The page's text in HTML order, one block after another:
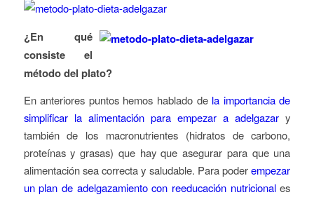
¿En
qué
consiste el
método del plato?
En anteriores puntos hemos hablado dela importancia de
simplificar la alimentación para empezar a adelgazar y
también de los macronutrientes (hidratos de carbono,
proteínas y grasas) que hay que asegurar para que una
alimentación sea correcta y saludable. Para poderempezar
un plan de adelgazamiento con reeducación nutricionales